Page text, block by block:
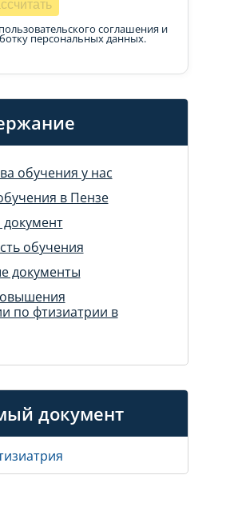
соглашения и
персональных данных.
обучения у нас
в Пензе
обучения
документы
по фтизиатрии в
документ